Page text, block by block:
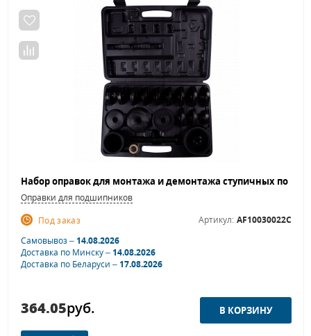
Оправки для подшипников
Под заказ
Артикул: AF10030022C
Самовывоз –14.08.2026
Доставка по Минску –14.08.2026
Доставка по Беларуси –17.08.2026
364.05руб.